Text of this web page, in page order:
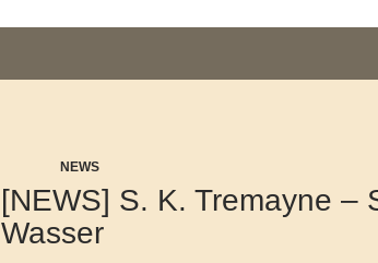
NEWS
[NEWS] S. K. Tremayne –
Wasser